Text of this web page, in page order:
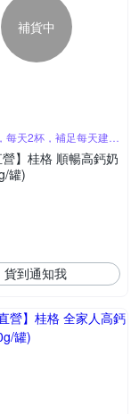
補貨中
每天2杯，補足每天建議
營】桂格 順暢高鈣奶
罐)
貨到通知我